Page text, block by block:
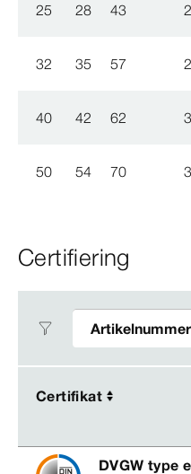
25 28 43
32 35 57
40 42 62
50 54 70
Certifiering
Certifikat
Certifikat
DVGW type